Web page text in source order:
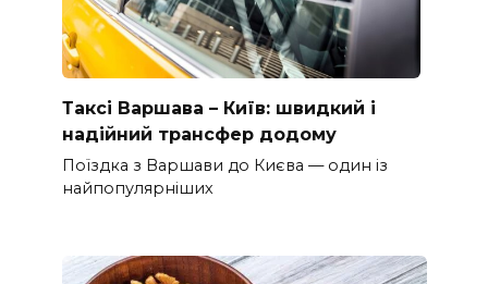
Таксі Варшава – Київ: швидкий і
надійний трансфер додому
Поїздка з Варшави до Києва — один із
найпопулярніших